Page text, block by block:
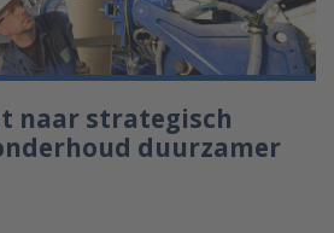
naar strategisch
duurzamer